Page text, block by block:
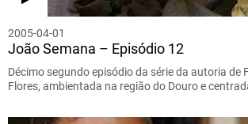
2005-04-01
João Semana – Episódio 12
Décimo segundo episódio da série da autoria de
Flores, ambientada na região do Douro e